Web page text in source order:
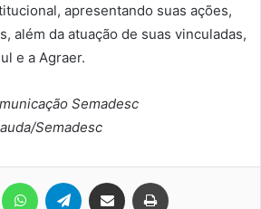
apresentando suas ações,
além da atuação de suas vinculadas,
e a Agraer.
Semadesc
Semadesc
Linkedin WhatsAppTelegram Compartilhar via e-mail